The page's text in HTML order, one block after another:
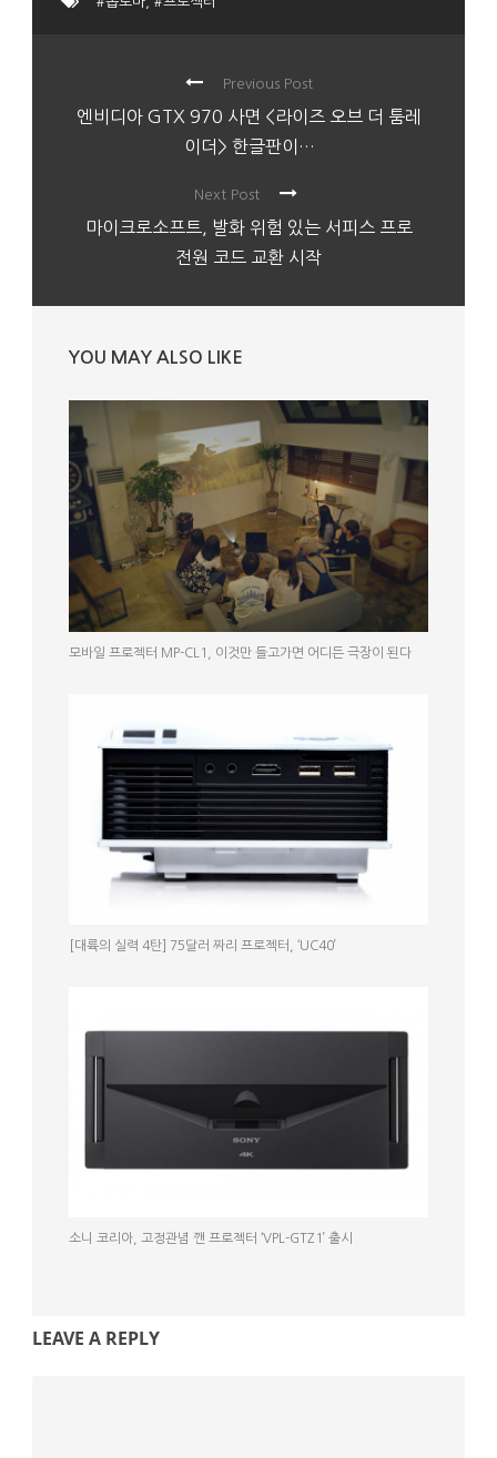
Previous Post
엔비디아 GTX 970 사면 <라이즈 오브 더 툼레
이더> 한글판이…
Next Post
마이크로소프트, 발화 위험 있는 서피스 프로
전원 코드 교환 시작
YOU MAY ALSO LIKE
모바일 프로젝터 MP-CL1, 이것만 들고가면 어디든 극장이 된다
[대륙의 실력 4탄] 75달러 짜리 프로젝터, ‘UC40’
소니 코리아, 고정관념 깬 프로젝터 ‘VPL-GTZ1’ 출시
LEAVE A REPLY